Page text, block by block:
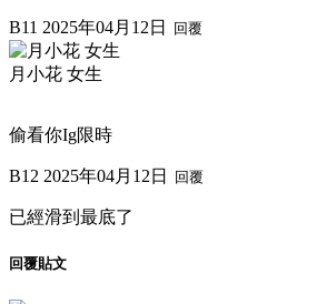
B11 2025年04月12日 回覆
月小花 女生
偷看你Ig限時
B12 2025年04月12日 回覆
已經滑到最底了
回覆貼文